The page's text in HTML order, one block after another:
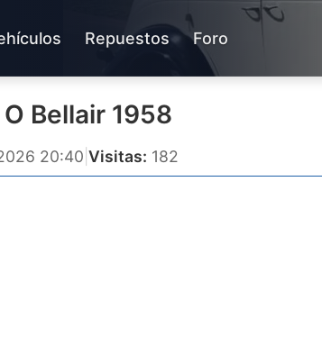
Repuestos Foro
Bellair 1958
20:40 Visitas: 182